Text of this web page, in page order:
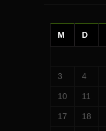
M
D
3 4
10 11
17 18